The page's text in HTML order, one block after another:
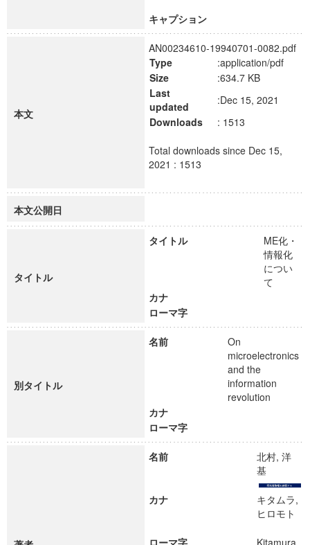
キャプション
本文
AN00234610-19940701-0082.pdf
Type
:application/pdf
Size
:634.7 KB
Last
updated
:Dec 15, 2021
Downloads
: 1513
Total downloads since Dec 15,
2021 : 1513
本文公開日
タイトル
タイトル
ME化・
情報化
につい
て
カナ
ローマ字
別タイトル
名前
On
microelectronics
and the
information
revolution
カナ
ローマ字
名前
北村, 洋
基
カナ
キタムラ,
ヒロモト
ローマ字
Kitamura,